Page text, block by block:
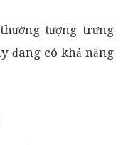
tượng trưng
đang có khả năng